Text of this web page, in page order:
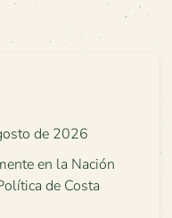
de 2026
en la Nación
de Costa